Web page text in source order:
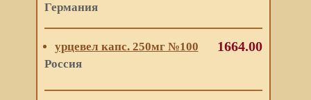
Германия
урцевел капс. 250мг №100
Россия
1664.00